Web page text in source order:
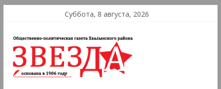
Суббота, 8 августа, 2026